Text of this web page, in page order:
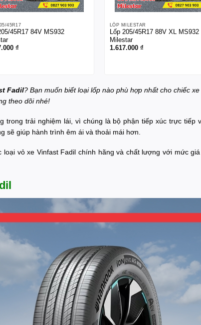
45R17
45R17 84V MS932
₫
LỐP MILESTAR
Lốp 205/45R17 88V XL MS932
Milestar
1.617.000 ₫
Fadil? Bạn muốn biết loại lốp nào phù hợp nhất cho chiếc
theo dõi nhé!
trong trải nghiệm lái, vì chúng là bộ phận tiếp xúc trực
sẽ giúp hành trình êm ái và thoải mái hơn.
loại vỏ xe Vinfast Fadil chính hãng và chất lượng với mức